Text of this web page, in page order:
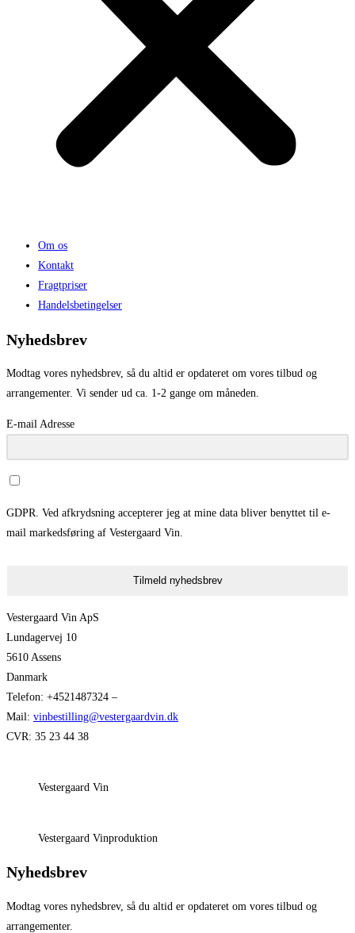
Om os
Kontakt
Fragtpriser
Handelsbetingelser
Nyhedsbrev
Modtag vores nyhedsbrev, så du altid er opdateret om vores tilbud og
arrangementer. Vi sender ud ca. 1-2 gange om måneden.
E-mail Adresse
GDPR. Ved afkrydsning accepterer jeg at mine data bliver benyttet til e-
mail markedsføring af Vestergaard Vin.
Tilmeld nyhedsbrev
Vestergaard Vin ApS
Lundagervej 10
5610 Assens
Danmark
Telefon: +4521487324 –
Mail: vinbestilling@vestergaardvin.dk
CVR: 35 23 44 38
Vestergaard Vin
Vestergaard Vinproduktion
Nyhedsbrev
Modtag vores nyhedsbrev, så du altid er opdateret om vores tilbud og
arrangementer.